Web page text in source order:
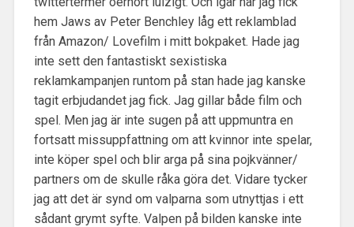
hem Jaws av Peter Benchley låg ett reklamblad
från Amazon/ Lovefilm i mitt bokpaket. Hade jag
inte sett den fantastiskt sexistiska
reklamkampanjen runtom på stan hade jag kanske
tagit erbjudandet jag fick. Jag gillar både film och
spel. Men jag är inte sugen på att uppmuntra en
fortsatt missuppfattning om att kvinnor inte spelar,
inte köper spel och blir arga på sina pojkvänner/
partners om de skulle råka göra det. Vidare tycker
jag att det är synd om valparna som utnyttjas i ett
sådant grymt syfte. Valpen på bilden kanske inte